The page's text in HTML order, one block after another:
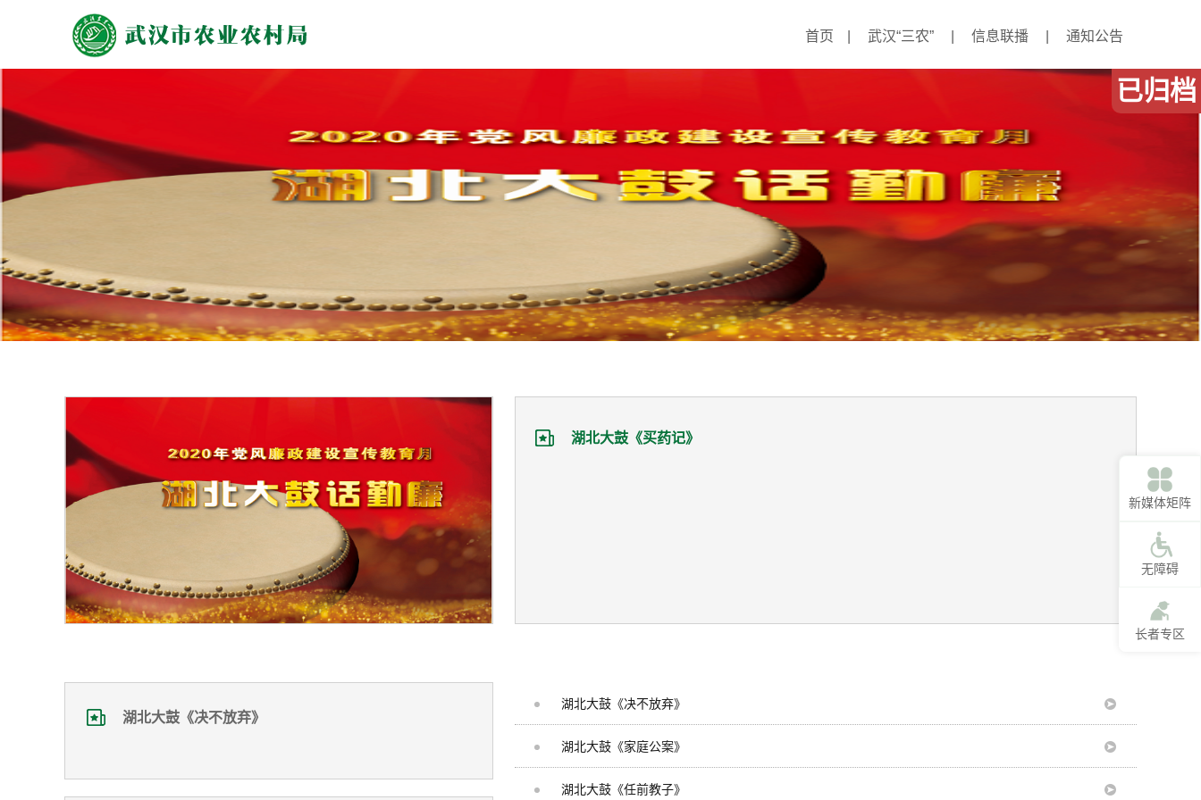
首页 武汉“三农” 信息联播 通知公告
已归档
湖北大鼓《买药记》
湖北大鼓《决不放弃》
湖北大鼓《决不放弃》
湖北大鼓《家庭公案》
湖北大鼓《任前教子》
新媒体矩阵
无障碍
长者专区